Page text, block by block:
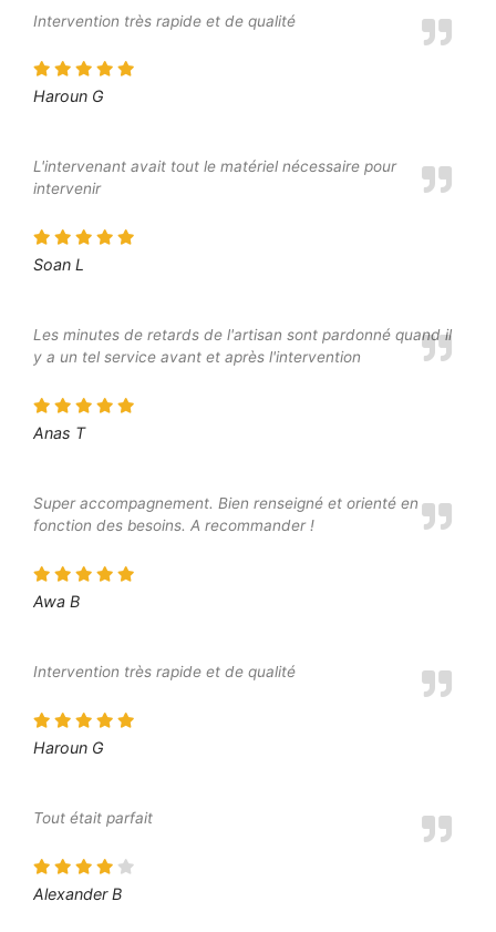
Intervention très rapide et de qualité
Haroun G
L'intervenant avait tout le matériel nécessaire pour
intervenir
Soan L
Les minutes de retards de l'artisan sont pardonné quand il
y a un tel service avant et après l'intervention
Anas T
Super accompagnement. Bien renseigné et orienté en
fonction des besoins. A recommander !
Awa B
Intervention très rapide et de qualité
Haroun G
Tout était parfait
Alexander B